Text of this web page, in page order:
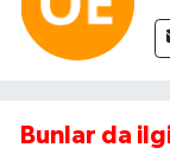
Bunlar da